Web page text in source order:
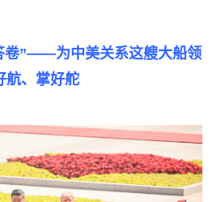
卷”——为中美关系这艘大船领
航、掌好舵